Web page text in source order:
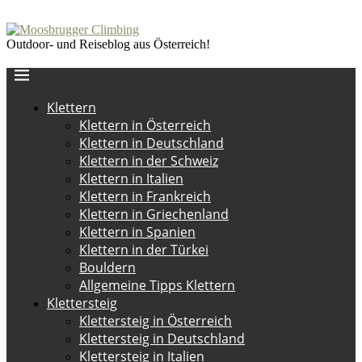
Outdoor- und Reiseblog aus Österreich!
Klettern
Klettern in Österreich
Klettern in Deutschland
Klettern in der Schweiz
Klettern in Italien
Klettern in Frankreich
Klettern in Griechenland
Klettern in Spanien
Klettern in der Türkei
Bouldern
Allgemeine Tipps Klettern
Klettersteig
Klettersteig in Österreich
Klettersteig in Deutschland
Klettersteig in Italien